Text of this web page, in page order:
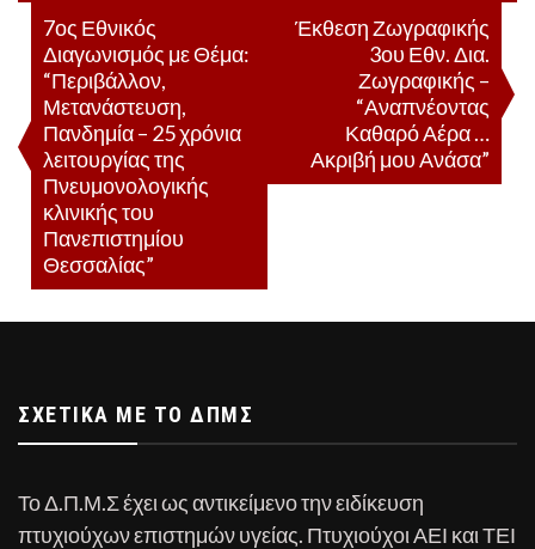
Πλοήγηση
άρθρων
7ος Εθνικός
Διαγωνισμός με Θέμα:
“Περιβάλλον,
Μετανάστευση,
Πανδημία – 25 χρόνια
λειτουργίας της
Πνευμονολογικής
κλινικής του
Πανεπιστημίου
Θεσσαλίας”
Έκθεση Ζωγραφικής
3ου Εθν. Δια.
Ζωγραφικής –
“Αναπνέοντας
Καθαρό Αέρα …
Ακριβή μου Ανάσα”
ΣΧΕΤΙΚΆ ΜΕ ΤΟ ΔΠΜΣ
Το Δ.Π.Μ.Σ έχει ως αντικείμενο την ειδίκευση
πτυχιούχων επιστημών υγείας. Πτυχιούχοι ΑΕΙ και ΤΕΙ